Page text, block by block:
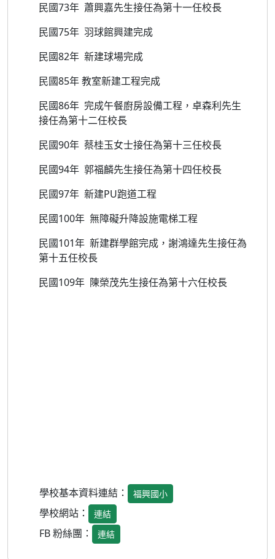
民國73年 蕭興嘉先生接任為第十一任校長
民國75年 羽球館興建完成
民國82年 新建球場完成
民國85年 教室新建工程完成
民國86年 完成午餐廚房設備工程，卓森利先生
接任為第十二任校長
民國90年 蔡桂玉女士接任為第十三任校長
民國94年 郭福麟先生接任為第十四任校長
民國97年 新建PU跑道工程
民國100年 無障礙升降設施電梯工程
民國101年 新建群學館完成，謝鴻達先生接任為
第十五任校長
民國109年 陳榮茂先生接任為第十六任校長
學校基本資料連結： 福興國小
學校網站： 連結
FB 粉絲團： 連結